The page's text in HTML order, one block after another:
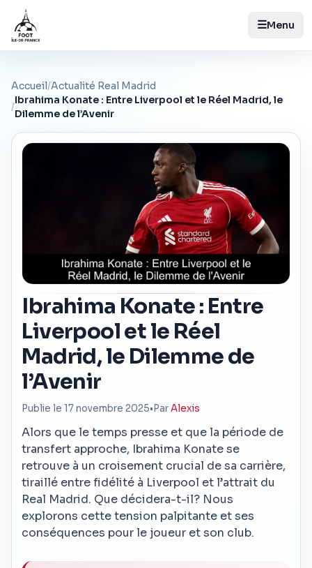
☰Menu
Accueil/Actualité Real Madrid
/
Ibrahima Konate : Entre Liverpool et le Réel Madrid, le
Dilemme de l’Avenir
Ibrahima Konate : Entre
Liverpool et le Réel
Madrid, le Dilemme de
l’Avenir
Publie le 17 novembre 2025• ParAlexis
Alors que le temps presse et que la période de
transfert approche, Ibrahima Konate se
retrouve à un croisement crucial de sa carrière,
tiraillé entre fidélité à Liverpool et l’attrait du
Real Madrid. Que décidera-t-il? Nous
explorons cette tension palpitante et ses
conséquences pour le joueur et son club.